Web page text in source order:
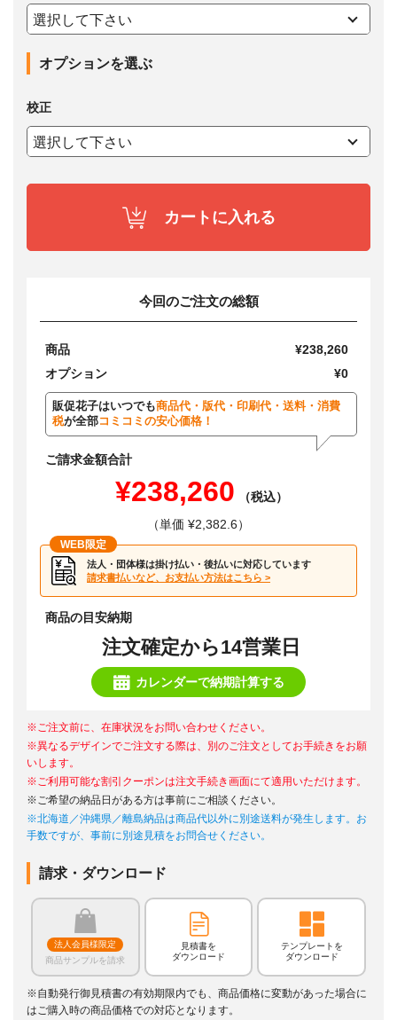
オプションを選ぶ
校正
カートに入れる
今回のご注文の総額
商品
¥238,260
オプション
¥0
販促花子はいつでも商品代・版代・印刷代・送料・消費
税が全部コミコミの安心価格！
ご請求金額合計
¥238,260
（税込）
（単価 ¥2,382.6）
WEB限定
法人・団体様は掛け払い・後払いに対応しています
請求書払いなど、お支払い方法はこちら >
商品の目安納期
注文確定から14営業日
カレンダーで納期計算する
※ご注文前に、在庫状況をお問い合わせください。
※異なるデザインでご注文する際は、別のご注文としてお手続きをお願
いします。
※ご利用可能な割引クーポンは注文手続き画面にて適用いただけます。
※ご希望の納品日がある方は事前にご相談ください。
※北海道／沖縄県／離島納品は商品代以外に別途送料が発生します。お
手数ですが、事前に別途見積をお問合せください。
請求・ダウンロード
法人会員様限定
商品サンプルを請求
見積書を
ダウンロード
テンプレートを
ダウンロード
※自動発行御見積書の有効期限内でも、商品価格に変動があった場合に
はご購入時の商品価格での対応となります。